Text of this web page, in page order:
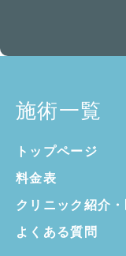
施術一覧
トップページ
料金表
クリニック紹介・
よくある質問